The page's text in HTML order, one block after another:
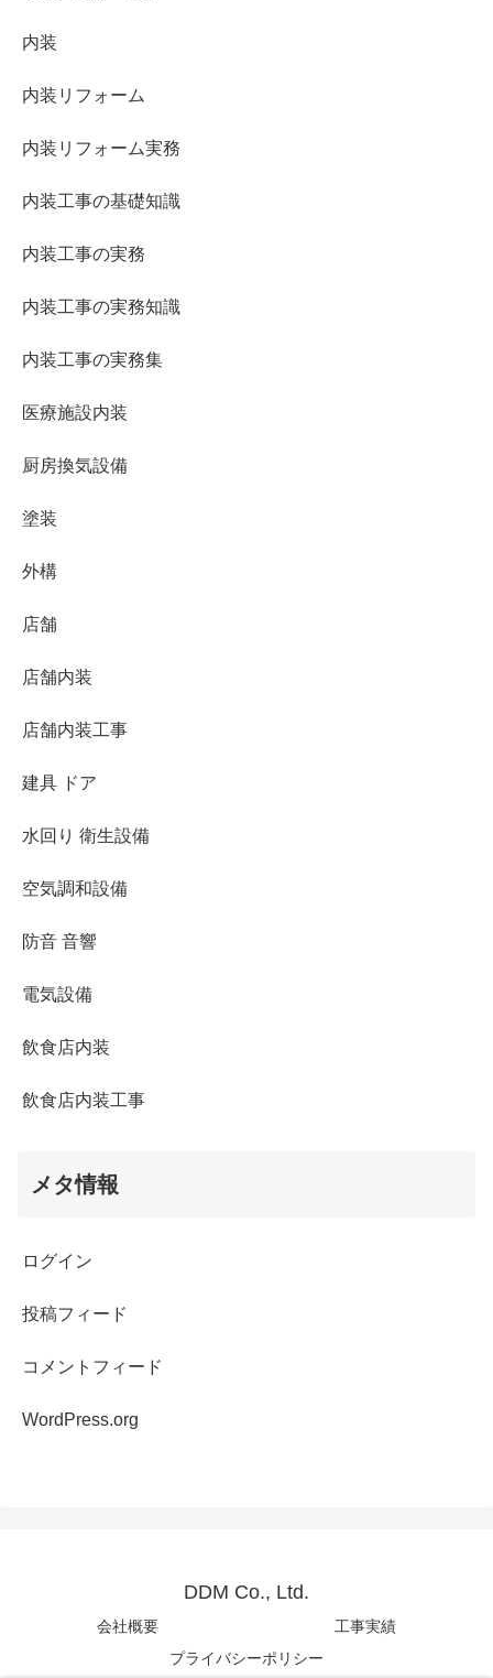
内装
内装リフォーム
内装リフォーム実務
内装工事の基礎知識
内装工事の実務
内装工事の実務知識
内装工事の実務集
医療施設内装
厨房換気設備
塗装
外構
店舗
店舗内装
店舗内装工事
建具 ドア
水回り 衛生設備
空気調和設備
防音 音響
電気設備
飲食店内装
飲食店内装工事
メタ情報
ログイン
投稿フィード
コメントフィード
WordPress.org
DDM Co., Ltd.
会社概要
工事実績
プライバシーポリシー